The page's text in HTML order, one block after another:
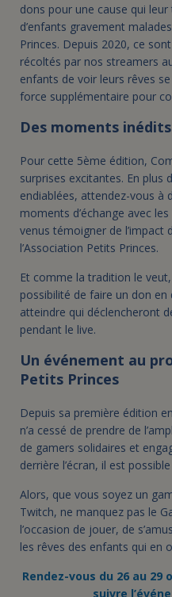
dons pour une cause qui
d’enfants gravement
Princes. Depuis 2020, ce
récoltés par nos streamers
enfants de voir leurs rêves
force supplémentaire pour
Des moments
Pour cette 5ème édition,
surprises excitantes. En plus
endiablées, attendez-vous à
moments d’échange avec
venus témoigner de l’impact
l’Association Petits Princes.
Et comme la tradition le
possibilité de faire un don en
atteindre qui déclencheront
pendant le live.
Un événement au
Petits Princes
Depuis sa première édition
n’a cessé de prendre de
de gamers solidaires et
derrière l’écran, il est
Alors, que vous soyez un
Twitch, ne manquez pas le
l’occasion de jouer, de
les rêves des enfants qui en
Rendez-vous du 26 au
suivre